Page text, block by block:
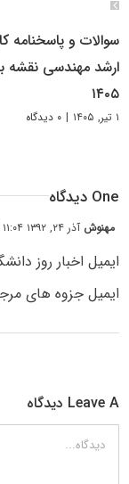
سوالات و پاسخنامه
ارشد مهندسی نقشه
۱۴۰۵
۱ تیر, ۱۴۰۵ | ۰ دیدگاه
One دیدگاه
مهنوش آذر ۲۴, ۱۳۹۲ at ۱۱:۰۴ ب٫ظ
ایمیل اخبار روز
ایمیل جزوه های
Leave A دیدگاه
دیدگاه